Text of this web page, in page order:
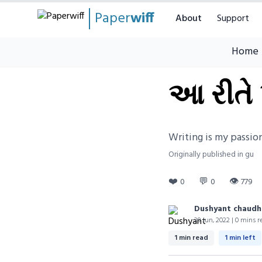
Paperwiff About Support
Home
આ રીતે
Writing is my
Originally published in gu
❤️ 0 💬 0 👁779
Dushyant
29 Jun, 2022 | 0 mins
1 min read
1 min left